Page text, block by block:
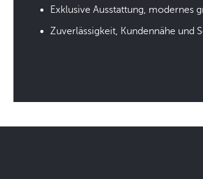
Exklusive Ausstattung, modernes
Zuverlässigkeit, Kundennähe und